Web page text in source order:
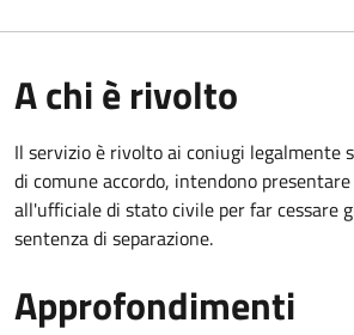
A chi è rivolto
Il servizio è rivolto ai coniugi legalmente
di comune accordo, intendono
all'ufficiale di stato civile per far cessare
sentenza di separazione.
Approfondimenti